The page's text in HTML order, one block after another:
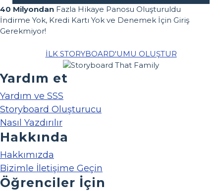
40 Milyondan Fazla Hikaye Panosu Oluşturuldu
İndirme Yok, Kredi Kartı Yok ve Denemek İçin Giriş
Gerekmiyor!
İLK STORYBOARD'UMU OLUŞTUR
Yardım et
Yardım ve SSS
Storyboard Oluşturucu
Nasıl Yazdırılır
Hakkında
Hakkımızda
Bizimle İletişime Geçin
Öğrenciler İçin